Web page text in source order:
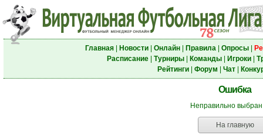
Главная| Новости| Онлайн| Правила| Опросы|
Расписание| Турниры| Команды| Игроки|
Рейтинги| Форум Чат|
Ошибка
Неправильно
На главную